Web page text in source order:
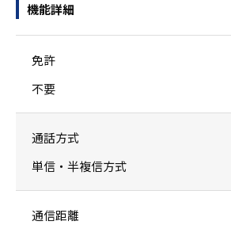
機能詳細
免許
不要
通話方式
単信・半複信方式
通信距離